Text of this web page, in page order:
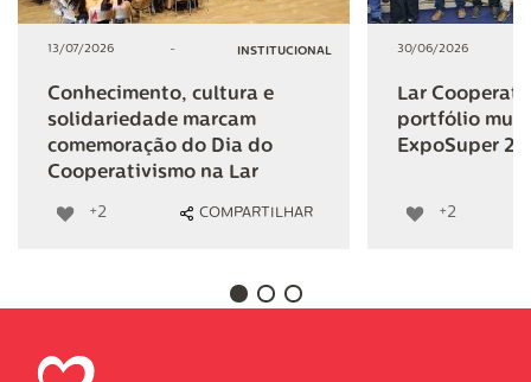
13/07/2026 - INSTITUCIONAL
Conhecimento, cultura e
solidariedade marcam
comemoração do Dia do
Cooperativismo na Lar
+2 COMPARTILHAR
30/06/2026
Lar
portfólio
ExpoSuper
+2